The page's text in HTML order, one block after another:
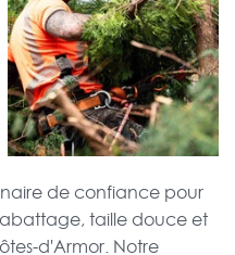
de confiance pour
taille douce et
d'Armor. Notre